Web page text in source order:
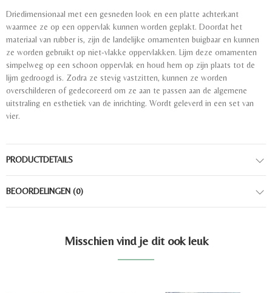
Driedimensionaal met een gesneden look en een platte achterkant
waarmee ze op een oppervlak kunnen worden geplakt. Doordat het
materiaal van rubber is, zijn de landelijke ornamenten buigbaar en kunnen
ze worden gebruikt op niet-vlakke oppervlakken. Lijm deze ornamenten
simpelweg op een schoon oppervlak en houd hem op zijn plaats tot de
lijm gedroogd is. Zodra ze stevig vastzitten, kunnen ze worden
overschilderen of gedecoreerd om ze aan te passen aan de algemene
uitstraling en esthetiek van de inrichting. Wordt geleverd in een set van
vier.
PRODUCTDETAILS
BEOORDELINGEN (0)
Misschien vind je dit ook leuk